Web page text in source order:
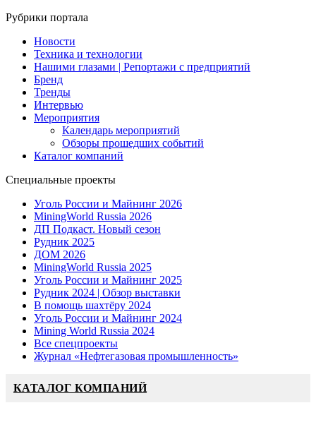
Рубрики портала
Новости
Техника и технологии
Нашими глазами | Репортажи с предприятий
Бренд
Тренды
Интервью
Мероприятия
Календарь мероприятий
Обзоры прошедших событий
Каталог компаний
Специальные проекты
Уголь России и Майнинг 2026
MiningWorld Russia 2026
ДП Подкаст. Новый сезон
Рудник 2025
ДОМ 2026
MiningWorld Russia 2025
Уголь России и Майнинг 2025
Рудник 2024 | Обзор выставки
В помощь шахтёру 2024
Уголь России и Майнинг 2024
Mining World Russia 2024
Все спецпроекты
Журнал «Нефтегазовая промышленность»
КАТАЛОГ КОМПАНИЙ